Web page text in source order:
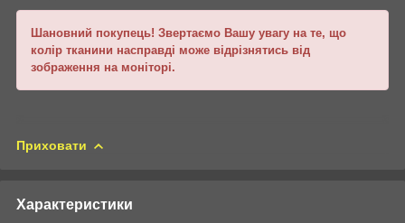
Шановний покупець! Звертаємо Вашу увагу на те, що
колір тканини насправді може відрізнятись від
зображення на моніторі.
Приховати
Характеристики